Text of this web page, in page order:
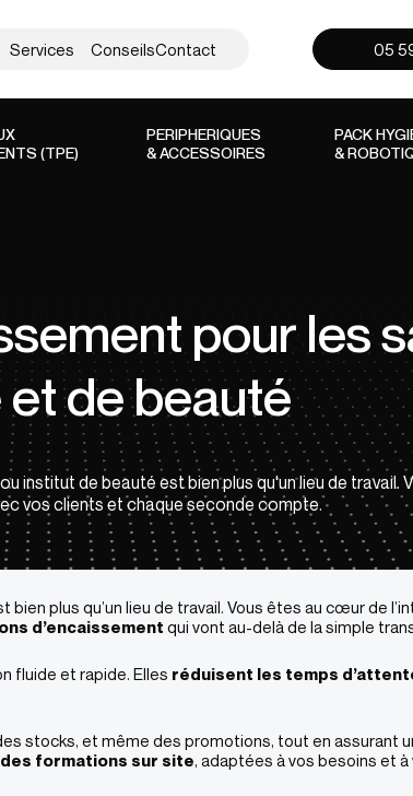
Services ConseilsContact 05
(TPE)
PERIPHERIQUES
& ACCESSOIRES
PACK
&
pour les
de beauté
institut de beauté est bien plus qu'un lieu de travail.
vos clients et chaque seconde compte.
bien plus qu’un lieu de travail. Vous êtes au cœur de
d’encaissement qui vont au-delà de la simple
fluide et rapide. Elles réduisent les temps
stocks, et même des promotions, tout en assurant
formations sur site, adaptées à vos besoins et